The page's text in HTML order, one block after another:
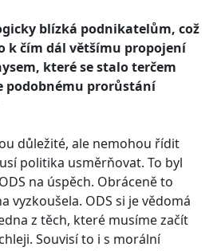
blízká podnikatelům, což
k čím dál většímu propojení
které se stalo terčem
podobnému prorůstání
důležité, ale nemohou řídit
politika usměrňovat. To byl
na úspěch. Obráceně to
vyzkoušela. ODS si je vědomá
z těch, které musíme začít
Souvisí to i s morální